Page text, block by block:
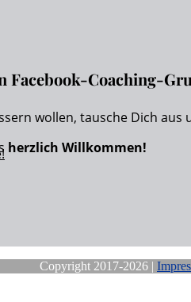
Facebook-Coaching-
wollen, tausche Dich aus
herzlich Willkommen!
Copyright 2017-2026 |